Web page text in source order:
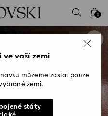
0
ve vaší zemi
můžeme zaslat pouze
zemi.
státy